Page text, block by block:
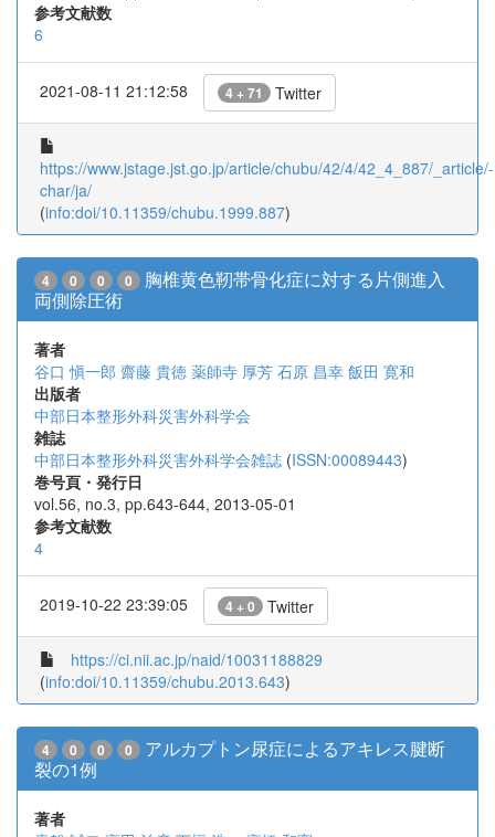
参考文献数
6
2021-08-11 21:12:58 4 + 71 Twitter
https://www.jstage.jst.go.jp/article/chubu/42/4/42_4_887/_article/-
char/ja/
(info:doi/10.11359/chubu.1999.887)
4 0 0 0
胸椎黄色靭帯骨化症に対する片側進入
両側除圧術
著者
谷口 愼一郎 齋藤 貴徳 薬師寺 厚芳 石原 昌幸 飯田 寛和
出版者
中部日本整形外科災害外科学会
雑誌
中部日本整形外科災害外科学会雑誌 (ISSN:00089443)
巻号頁・発行日
vol.56, no.3, pp.643-644, 2013-05-01
参考文献数
4
2019-10-22 23:39:05 4 + 0 Twitter
https://ci.nii.ac.jp/naid/10031188829
(info:doi/10.11359/chubu.2013.643)
4 0 0 0
アルカプトン尿症によるアキレス腱断
裂の1例
著者